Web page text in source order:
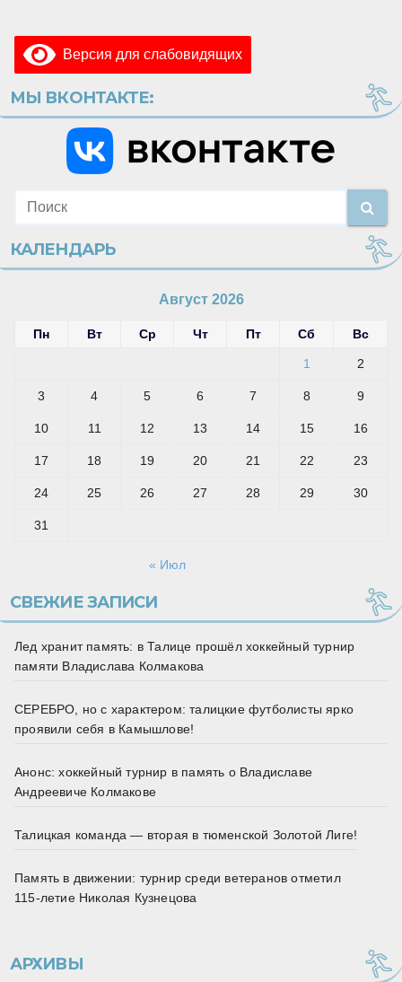
Версия для слабовидящих
МЫ ВКОНТАКТЕ:
КАЛЕНДАРЬ
Август 2026
Пн Вт Ср Чт Пт Сб Вс
1 2
3 4 5 6 7 8 9
10 11 12 13 14 15 16
17 18 19 20 21 22 23
24 25 26 27 28 29 30
31
« Июл
СВЕЖИЕ ЗАПИСИ
Лед хранит память: в Талице прошёл хоккейный турнир
памяти Владислава Колмакова
СЕРЕБРО, но с характером: талицкие футболисты ярко
проявили себя в Камышлове!
Анонс: хоккейный турнир в память о Владиславе
Андреевиче Колмакове
Талицкая команда — вторая в тюменской Золотой Лиге!
Память в движении: турнир среди ветеранов отметил
115‑летие Николая Кузнецова
АРХИВЫ